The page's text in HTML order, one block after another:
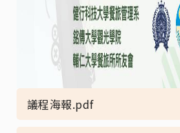
議程海報.pdf